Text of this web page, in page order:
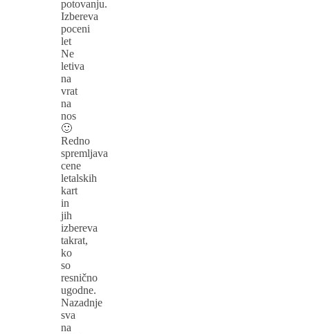
potovanju.
Izbereva
poceni
let
Ne
letiva
na
vrat
na
nos
🙂
Redno
spremljava
cene
letalskih
kart
in
jih
izbereva
takrat,
ko
so
resnično
ugodne.
Nazadnje
sva
na